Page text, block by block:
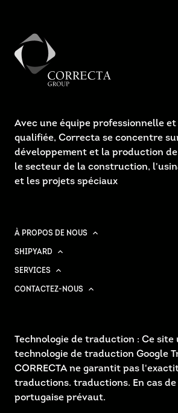
Avec une équipe professionnelle
qualifiée, Correcta se concentre
développement et la production
le secteur de la construction,
et les projets spéciaux
À PROPOS DE NOUS
SHIPYARD
SERVICES
CONTACTEZ-NOUS
Technologie de traduction : Ce site
technologie de traduction Google
CORRECTA ne garantit pas
traductions. traductions. En cas
portugaise prévaut.